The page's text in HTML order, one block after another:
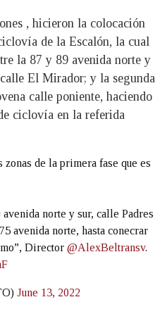
, hicieron la colocación
de la Escalón, la cual
la 87 y 89 avenida norte y
El Mirador; y la segunda
calle poniente, haciendo
ciclovía en la referida
zonas de la primera fase que es
norte y sur, calle Padres
avenida norte, hasta conecrar
Director @AlexBeltransv.
June 13, 2022